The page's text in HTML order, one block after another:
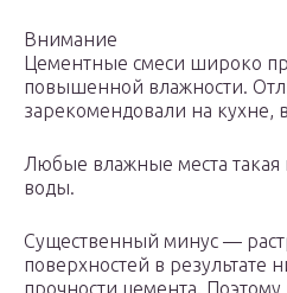
Внимание
Цементные смеси широко
повышенной влажности.
зарекомендовали на кухне,
Любые влажные места такая
воды.
Существенный минус —
поверхностей в результате
прочности цемента. Поэтому